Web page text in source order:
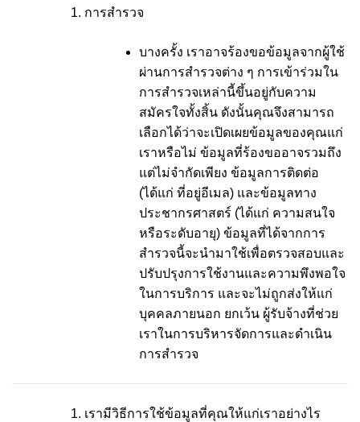
การสำรวจ
บางครั้ง เราอาจร้องขอข้อมูลจากผู้ใช้
ผ่านการสำรวจต่าง ๆ การเข้าร่วมใน
การสำรวจเหล่านี้ขึ้นอยู่กับความ
สมัครใจทั้งสิ้น ดังนั้นคุณจึงสามารถ
เลือกได้ว่าจะเปิดเผยข้อมูลของคุณแก่
เราหรือไม่ ข้อมูลที่ร้องขออาจรวมถึง
แต่ไม่จำกัดเพียง ข้อมูลการติดต่อ
(ได้แก่ ที่อยู่อีเมล) และข้อมูลทาง
ประชากรศาสตร์ (ได้แก่ ความสนใจ
หรือระดับอายุ) ข้อมูลที่ได้จากการ
สำรวจนี้จะนำมาใช้เพื่อตรวจสอบและ
ปรับปรุงการใช้งานและความพึงพอใจ
ในการบริการ และจะไม่ถูกส่งให้แก่
บุคคลภายนอก ยกเว้น ผู้รับจ้างที่ช่วย
เราในการบริหารจัดการและดำเนิน
การสำรวจ
เรามีวิธีการใช้ข้อมูลที่คุณให้แก่เราอย่างไร